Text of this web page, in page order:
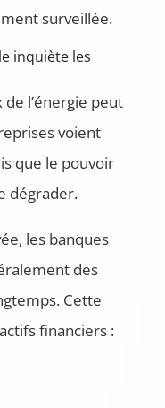
surveillée.
inquiète les
l’énergie peut
voient
que le pouvoir
dégrader.
les banques
des
Cette
financiers :